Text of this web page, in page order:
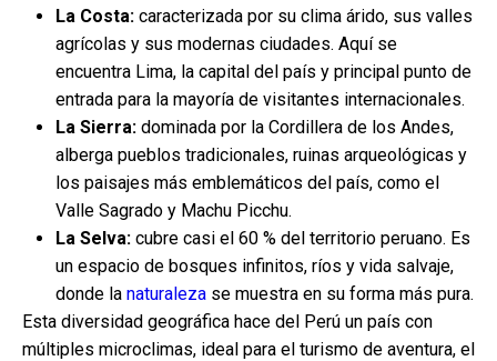
La Costa: caracterizada por su clima árido, sus valles
agrícolas y sus modernas ciudades. Aquí se
encuentra Lima, la capital del país y principal punto de
entrada para la mayoría de visitantes internacionales.
La Sierra: dominada por la Cordillera de los Andes,
alberga pueblos tradicionales, ruinas arqueológicas y
los paisajes más emblemáticos del país, como el
Valle Sagrado y Machu Picchu.
La Selva: cubre casi el 60 % del territorio peruano. Es
un espacio de bosques infinitos, ríos y vida salvaje,
donde la naturaleza se muestra en su forma más pura.
Esta diversidad geográfica hace del Perú un país con
múltiples microclimas, ideal para el turismo de aventura, el